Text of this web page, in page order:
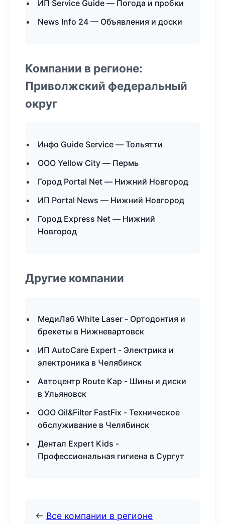
ИП Service Guide — Погода и пробки
News Info 24 — Объявления и доски
Компании в регионе:
Приволжский федеральный
округ
Инфо Guide Service — Тольятти
ООО Yellow City — Пермь
Город Portal Net — Нижний Новгород
ИП Portal News — Нижний Новгород
Город Express Net — Нижний
Новгород
Другие компании
МедиЛаб White Laser - Ортодонтия и
брекеты в Нижневартовск
ИП AutoCare Expert - Электрика и
электроника в Челябинск
Автоцентр Route Кар - Шины и диски
в Ульяновск
ООО Oil&Filter FastFix - Техническое
обслуживание в Челябинск
Дентал Expert Kids -
Профессиональная гигиена в Сургут
← Все компании в регионе